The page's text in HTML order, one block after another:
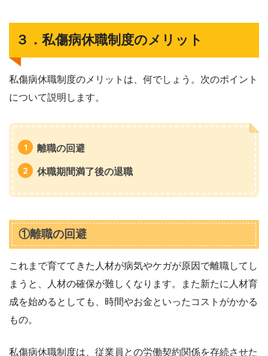
３．私傷病休職制度のメリット
私傷病休職制度のメリットは、何でしょう。次のポイント
について説明します。
離職の回避
休職期間満了後の退職
①離職の回避
これまで育ててきた人材が病気やケガが原因で離職してし
まうと、人材の確保が難しくなります。また新たに人材育
成を始めるとしても、時間やお金といったコストがかかる
もの。
私傷病休職制度は、従業員との労働契約関係を存続させた